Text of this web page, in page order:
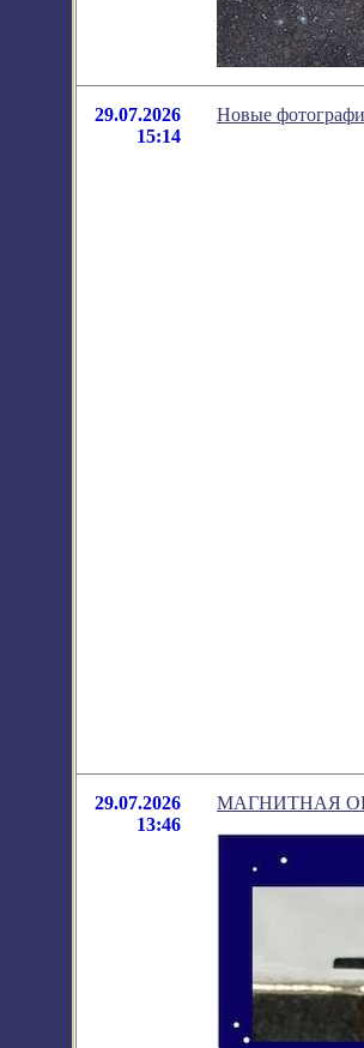
29.07.2026
15:14
Новые
29.07.2026
13:46
МАГНИТНАЯ